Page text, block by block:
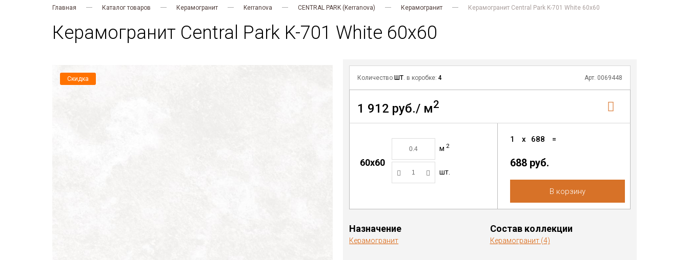
Главная Каталог товаров Керамогранит Kerranova CENTRAL PARK (Kerranova) Керамогранит Керамогранит Central Park K-701 White 60x60
Керамогранит Central Park K-701 White 60x60
Скидка Количество ШТ. в коробке:4 Арт. 0069448
1 912 руб./ м2
60x60
м 2
шт.
1 x 688 =
688 руб.
В корзину
Назначение
Керамогранит
Состав коллекции
Керамогранит (4)